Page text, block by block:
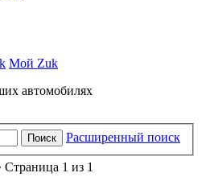
Мой Zuk
автомобилях
Поиск Расширенный поиск
Страница 1 из 1